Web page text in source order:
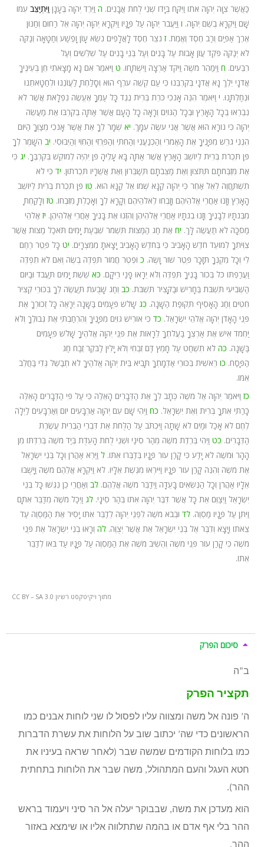
כַּאֲשֶׁר צִוָּה יְהוָה אֹתוֹ וַיִּקַּח בְּיָדוֹ שְׁנֵי לֻחֹת אֲבָנִים. ה וַיֵּרֶד יְהוָה בֶּעָנָן וַיִּתְיַצֵּב עִמּוֹ
שָׁם וַיִּקְרָא בְשֵׁם יְהוָה. ו וַיַּעֲבֹר יְהוָה עַל פָּנָיו וַיִּקְרָא יְהוָה יְהוָה אֵל רַחוּם וְחַנּוּן
אֶרֶךְ אַפַּיִם וְרַב חֶסֶד וֶאֱמֶת. ז נֹצֵר חֶסֶד לָאֲלָפִים נֹשֵׂא עָו‍ֹן וָפֶשַׁע וְחַטָּאָה וְנַקֵּה
לֹא יְנַקֶּה פֹּקֵד עֲו‍ֹן אָבוֹת עַל בָּנִים וְעַל בְּנֵי בָנִים עַל שִׁלֵּשִׁים וְעַל
רִבֵּעִים. ח וַיְמַהֵר מֹשֶׁה וַיִּקֹּד אַרְצָה וַיִּשְׁתָּחוּ. ט וַיֹּאמֶר אִם נָא מָצָאתִי חֵן בְּעֵינֶיךָ
אֲדֹנָי יֵלֶךְ נָא אֲדֹנָי בְּקִרְבֵּנוּ כִּי עַם קְשֵׁה עֹרֶף הוּא וְסָלַחְתָּ לַעֲו‍ֹנֵנוּ וּלְחַטָּאתֵנוּ
וּנְחַלְתָּנוּ. י וַיֹּאמֶר הִנֵּה אָנֹכִי כֹּרֵת בְּרִית נֶגֶד כָּל עַמְּךָ אֶעֱשֶׂה נִפְלָאֹת אֲשֶׁר לֹא
נִבְרְאוּ בְכָל הָאָרֶץ וּבְכָל הַגּוֹיִם וְרָאָה כָל הָעָם אֲשֶׁר אַתָּה בְקִרְבּוֹ אֶת מַעֲשֵׂה
יְהוָה כִּי נוֹרָא הוּא אֲשֶׁר אֲנִי עֹשֶׂה עִמָּךְ. יא שְׁמָר לְךָ אֵת אֲשֶׁר אָנֹכִי מְצַוְּךָ הַיּוֹם
הִנְנִי גֹרֵשׁ מִפָּנֶיךָ אֶת הָאֱמֹרִי וְהַכְּנַעֲנִי וְהַחִתִּי וְהַפְּרִזִּי וְהַחִוִּי וְהַיְבוּסִי. יב הִשָּׁמֶר לְךָ
פֶּן תִּכְרֹת בְּרִית לְיוֹשֵׁב הָאָרֶץ אֲשֶׁר אַתָּה בָּא עָלֶיהָ פֶּן יִהְיֶה לְמוֹקֵשׁ בְּקִרְבֶּךָ. יג כִּי
אֶת מִזְבְּחֹתָם תִּתֹּצוּן וְאֶת מַצֵּבֹתָם תְּשַׁבֵּרוּן וְאֶת אֲשֵׁרָיו תִּכְרֹתוּן. יד כִּי לֹא
תִשְׁתַּחֲוֶה לְאֵל אַחֵר כִּי יְהוָה קַנָּא שְׁמוֹ אֵל קַנָּא הוּא. טו פֶּן תִּכְרֹת בְּרִית לְיוֹשֵׁב
הָאָרֶץ וְזָנוּ אַחֲרֵי אֱלֹהֵיהֶם וְזָבְחוּ לֵאלֹהֵיהֶם וְקָרָא לְךָ וְאָכַלְתָּ מִזִּבְחוֹ. טז וְלָקַחְתָּ
מִבְּנֹתָיו לְבָנֶיךָ וְזָנוּ בְנֹתָיו אַחֲרֵי אֱלֹהֵיהֶן וְהִזְנוּ אֶת בָּנֶיךָ אַחֲרֵי אֱלֹהֵיהֶן. יז אֱלֹהֵי
מַסֵּכָה לֹא תַעֲשֶׂה לָּךְ. יח אֶת חַג הַמַּצּוֹת תִּשְׁמֹר שִׁבְעַת יָמִים תֹּאכַל מַצּוֹת אֲשֶׁר
צִוִּיתִךָ לְמוֹעֵד חֹדֶשׁ הָאָבִיב כִּי בְּחֹדֶשׁ הָאָבִיב יָצָאתָ מִמִּצְרָיִם. יט כָּל פֶּטֶר רֶחֶם
לִי וְכָל מִקְנְךָ תִּזָּכָר פֶּטֶר שׁוֹר וָשֶׂה. כ וּפֶטֶר חֲמוֹר תִּפְדֶּה בְשֶׂה וְאִם לֹא תִפְדֶּה
וַעֲרַפְתּוֹ כֹּל בְּכוֹר בָּנֶיךָ תִּפְדֶּה וְלֹא יֵרָאוּ פָנַי רֵיקָם. כא שֵׁשֶׁת יָמִים תַּעֲבֹד וּבַיּוֹם
הַשְּׁבִיעִי תִּשְׁבֹּת בֶּחָרִישׁ וּבַקָּצִיר תִּשְׁבֹּת. כב וְחַג שָׁבֻעֹת תַּעֲשֶׂה לְךָ בִּכּוּרֵי קְצִיר
חִטִּים וְחַג הָאָסִיף תְּקוּפַת הַשָּׁנָה. כג שָׁלֹשׁ פְּעָמִים בַּשָּׁנָה יֵרָאֶה כָּל זְכוּרְךָ אֶת
פְּנֵי הָאָדֹן יְהוָה אֱלֹהֵי יִשְׂרָאֵל. כד כִּי אוֹרִישׁ גּוֹיִם מִפָּנֶיךָ וְהִרְחַבְתִּי אֶת גְּבוּלֶךָ וְלֹא
יַחְמֹד אִישׁ אֶת אַרְצְךָ בַּעֲלֹתְךָ לֵרָאוֹת אֶת פְּנֵי יְהוָה אֱלֹהֶיךָ שָׁלֹשׁ פְּעָמִים
בַּשָּׁנָה. כה לֹא תִשְׁחַט עַל חָמֵץ דַּם זִבְחִי וְלֹא יָלִין לַבֹּקֶר זֶבַח חַג
הַפָּסַח. כו רֵאשִׁית בִּכּוּרֵי אַדְמָתְךָ תָּבִיא בֵּית יְהוָה אֱלֹהֶיךָ לֹא תְבַשֵּׁל גְּדִי בַּחֲלֵב
אִמּוֹ.
כז וַיֹּאמֶר יְהוָה אֶל מֹשֶׁה כְּתָב לְךָ אֶת הַדְּבָרִים הָאֵלֶּה כִּי עַל פִּי הַדְּבָרִים הָאֵלֶּה
כָּרַתִּי אִתְּךָ בְּרִית וְאֶת יִשְׂרָאֵל. כח וַיְהִי שָׁם עִם יְהוָה אַרְבָּעִים יוֹם וְאַרְבָּעִים לַיְלָה
לֶחֶם לֹא אָכַל וּמַיִם לֹא שָׁתָה וַיִּכְתֹּב עַל הַלֻּחֹת אֵת דִּבְרֵי הַבְּרִית עֲשֶׂרֶת
הַדְּבָרִים. כט וַיְהִי בְּרֶדֶת מֹשֶׁה מֵהַר סִינַי וּשְׁנֵי לֻחֹת הָעֵדֻת בְּיַד מֹשֶׁה בְּרִדְתּוֹ מִן
הָהָר וּמֹשֶׁה לֹא יָדַע כִּי קָרַן עוֹר פָּנָיו בְּדַבְּרוֹ אִתּוֹ. ל וַיַּרְא אַהֲרֹן וְכָל בְּנֵי יִשְׂרָאֵל
אֶת מֹשֶׁה וְהִנֵּה קָרַן עוֹר פָּנָיו וַיִּירְאוּ מִגֶּשֶׁת אֵלָיו. לא וַיִּקְרָא אֲלֵהֶם מֹשֶׁה וַיָּשֻׁבוּ
אֵלָיו אַהֲרֹן וְכָל הַנְּשִׂאִים בָּעֵדָה וַיְדַבֵּר מֹשֶׁה אֲלֵהֶם. לב וְאַחֲרֵי כֵן נִגְּשׁוּ כָּל בְּנֵי
יִשְׂרָאֵל וַיְצַוֵּם אֵת כָּל אֲשֶׁר דִּבֶּר יְהוָה אִתּוֹ בְּהַר סִינָי. לג וַיְכַל מֹשֶׁה מִדַּבֵּר אִתָּם
וַיִּתֵּן עַל פָּנָיו מַסְוֶה. לד וּבְבֹא מֹשֶׁה לִפְנֵי יְהוָה לְדַבֵּר אִתּוֹ יָסִיר אֶת הַמַּסְוֶה עַד
צֵאתוֹ וְיָצָא וְדִבֶּר אֶל בְּנֵי יִשְׂרָאֵל אֵת אֲשֶׁר יְצֻוֶּה. לה וְרָאוּ בְנֵי יִשְׂרָאֵל אֶת פְּנֵי
מֹשֶׁה כִּי קָרַן עוֹר פְּנֵי מֹשֶׁה וְהֵשִׁיב מֹשֶׁה אֶת הַמַּסְוֶה עַל פָּנָיו עַד בֹּאוֹ לְדַבֵּר
אִתּוֹ.
מתוך ויקיטקסט רשיון CC BY – SA 3.0
סיכום הפרק
ב”ה
תקציר הפרק
ה’ פונה אל משה ומצווה עליו לפסול לו שני לוחות אבנים כמו
הראשונים כדי שה’ יכתוב שוב על הלוחות את עשרת הדברות
כמו בלוחות הקודמים שמשה שבר (לאחר שראה בעיניו את
חטא העגל והעם המתהולל, משה שבר את הלוחות בתחתית
ההר).
הוא מעדכן את משה, שבבוקר יעלה אל הר סיני ויעמוד בראש
ההר בלי אף אדם או בהמה שתתלווה אליו או שימצא באזור